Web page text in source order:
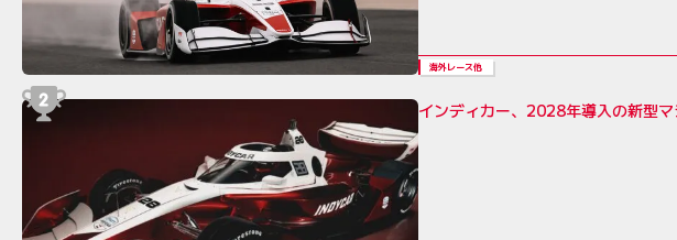
海外レース他
インディカー、2028年導入の新型